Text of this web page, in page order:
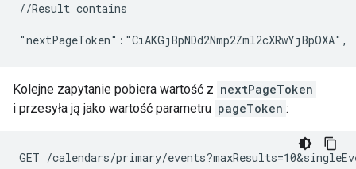
//Result contains
Kolejne zapytanie pobiera wartość z nextPageToken
i przesyła ją jako wartość parametru pageToken :